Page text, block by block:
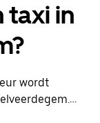
taxi in
wordt
7